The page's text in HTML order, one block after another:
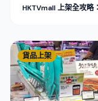
HKTVmall 上架全攻略
貨品上架